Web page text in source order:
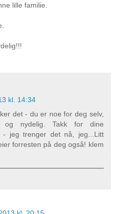
lille familie.
kl. 14:34
det - du er noe for deg selv,
nydelig. Takk for dine
- jeg trenger det nå, jeg...Litt
forresten på deg også! klem